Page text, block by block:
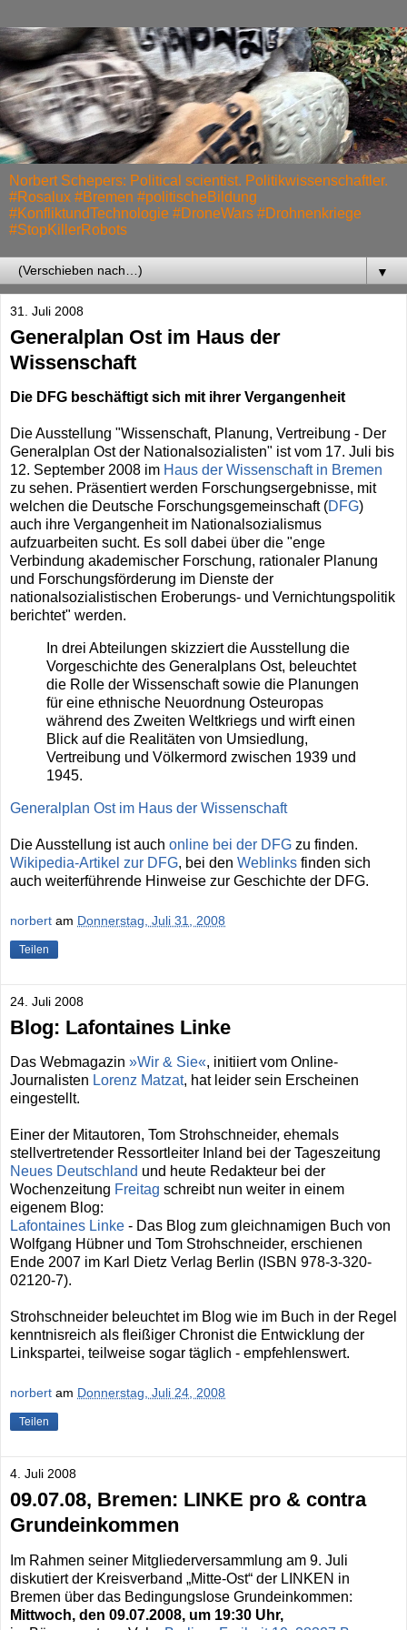
Norbert Schepers: Political scientist. Politikwissenschaftler.
#Rosalux #Bremen #politischeBildung
#KonfliktundTechnologie #DroneWars #Drohnenkriege
#StopKillerRobots
▼
31. Juli 2008
Generalplan Ost im Haus der
Wissenschaft
Die DFG beschäftigt sich mit ihrer Vergangenheit
Die Ausstellung "Wissenschaft, Planung, Vertreibung - Der
Generalplan Ost der Nationalsozialisten" ist vom 17. Juli bis
12. September 2008 im Haus der Wissenschaft in Bremen
zu sehen. Präsentiert werden Forschungsergebnisse, mit
welchen die Deutsche Forschungsgemeinschaft (DFG)
auch ihre Vergangenheit im Nationalsozialismus
aufzuarbeiten sucht. Es soll dabei über die "enge
Verbindung akademischer Forschung, rationaler Planung
und Forschungsförderung im Dienste der
nationalsozialistischen Eroberungs- und Vernichtungspolitik
berichtet" werden.
In drei Abteilungen skizziert die Ausstellung die
Vorgeschichte des Generalplans Ost, beleuchtet
die Rolle der Wissenschaft sowie die Planungen
für eine ethnische Neuordnung Osteuropas
während des Zweiten Weltkriegs und wirft einen
Blick auf die Realitäten von Umsiedlung,
Vertreibung und Völkermord zwischen 1939 und
1945.
Generalplan Ost im Haus der Wissenschaft
Die Ausstellung ist auch online bei der DFG zu finden.
Wikipedia-Artikel zur DFG, bei den Weblinks finden sich
auch weiterführende Hinweise zur Geschichte der DFG.
norbert am Donnerstag, Juli 31, 2008
Teilen
24. Juli 2008
Blog: Lafontaines Linke
Das Webmagazin »Wir & Sie«, initiiert vom Online-
Journalisten Lorenz Matzat, hat leider sein Erscheinen
eingestellt.
Einer der Mitautoren, Tom Strohschneider, ehemals
stellvertretender Ressortleiter Inland bei der Tageszeitung
Neues Deutschland und heute Redakteur bei der
Wochenzeitung Freitag schreibt nun weiter in einem
eigenem Blog:
Lafontaines Linke - Das Blog zum gleichnamigen Buch von
Wolfgang Hübner und Tom Strohschneider, erschienen
Ende 2007 im Karl Dietz Verlag Berlin (ISBN 978-3-320-
02120-7).
Strohschneider beleuchtet im Blog wie im Buch in der Regel
kenntnisreich als fleißiger Chronist die Entwicklung der
Linkspartei, teilweise sogar täglich - empfehlenswert.
norbert am Donnerstag, Juli 24, 2008
Teilen
4. Juli 2008
09.07.08, Bremen: LINKE pro & contra
Grundeinkommen
Im Rahmen seiner Mitgliederversammlung am 9. Juli
diskutiert der Kreisverband „Mitte-Ost“ der LINKEN in
Bremen über das Bedingungslose Grundeinkommen:
Mittwoch, den 09.07.2008, um 19:30 Uhr,